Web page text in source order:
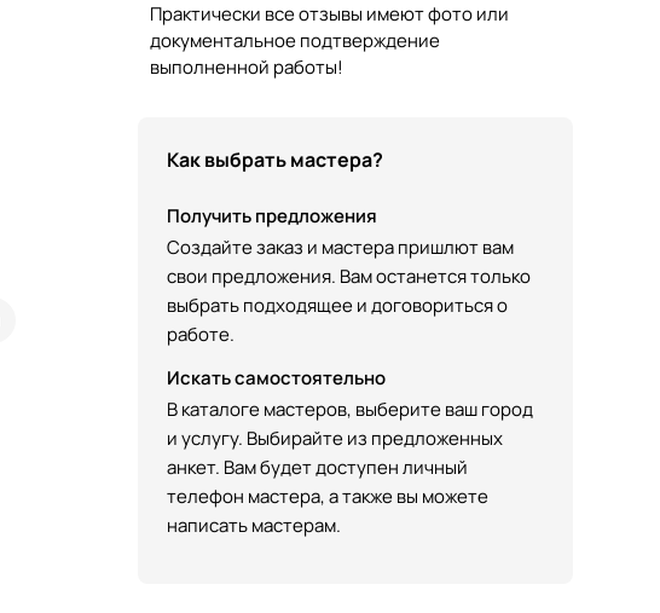
Практически все отзывы имеют фото или
документальное подтверждение
выполненной работы!
Как выбрать мастера?
Получить предложения
Создайте заказ и мастера пришлют вам
свои предложения. Вам останется только
выбрать подходящее и договориться о
работе.
Искать самостоятельно
В каталоге мастеров, выберите ваш город
и услугу. Выбирайте из предложенных
анкет. Вам будет доступен личный
телефон мастера, а также вы можете
написать мастерам.